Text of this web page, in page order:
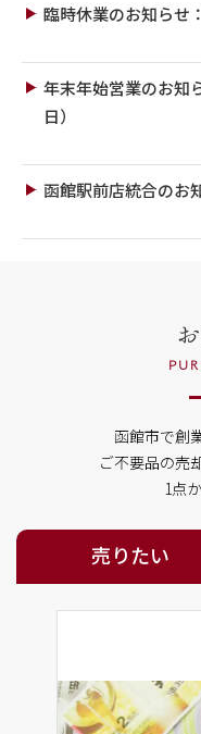
臨時休業のお知らせ
年末年始営業のお知
日）
函館駅前店統合のお
函館市で創
ご不要品の売
1点
売りたい